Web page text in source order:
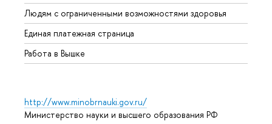
Людям с ограниченными возможностями здоровья
Единая платежная страница
Работа в Вышке
http://www.minobrnauki.gov.ru/
Министерство науки и высшего образования РФ